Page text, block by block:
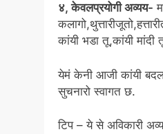
४, केवलप्रयोगी अव्यय-
कांयी भडा तू,कांयी मांदी
येमं केनी आजी कांयी
सुचनारो स्वागत छ.
टिप – ये से अविकारी